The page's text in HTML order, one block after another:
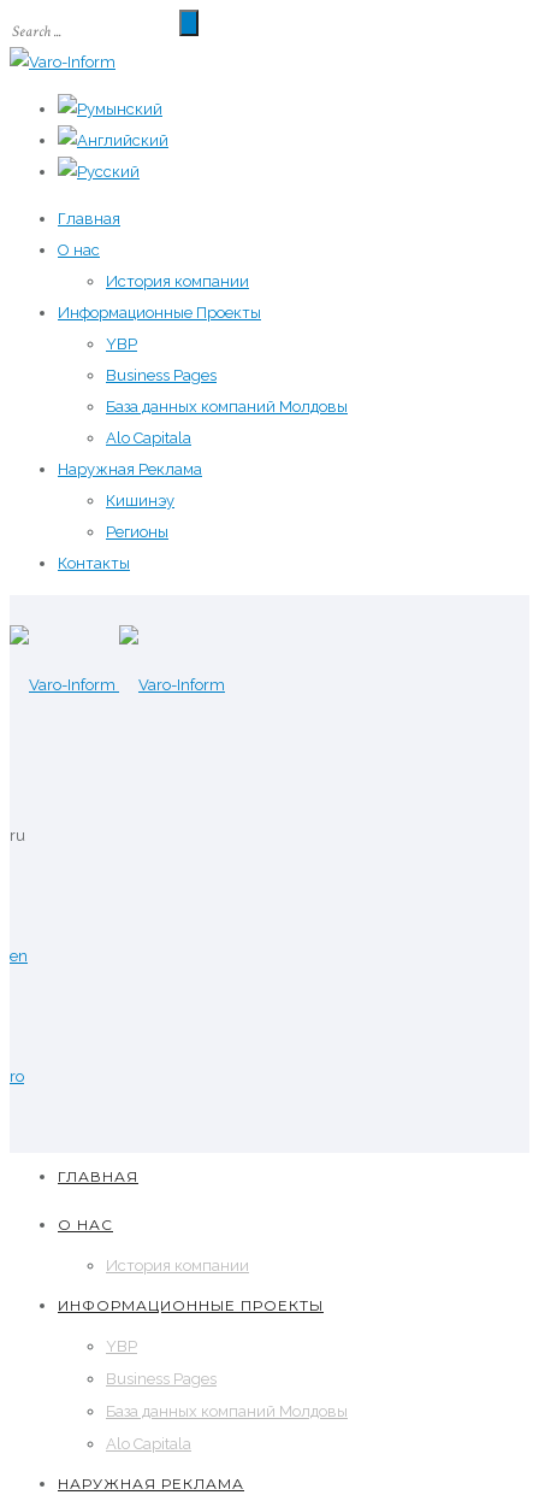
Главная
О нас
История компании
Информационные Проекты
YBP
Business Pages
База данных компаний Молдовы
Alo Capitala
Наружная Реклама
Кишинэу
Регионы
Контакты
ru
en
ro
ГЛАВНАЯ
О НАС
История компании
ИНФОРМАЦИОННЫЕ ПРОЕКТЫ
YBP
Business Pages
База данных компаний Молдовы
Alo Capitala
НАРУЖНАЯ РЕКЛАМА